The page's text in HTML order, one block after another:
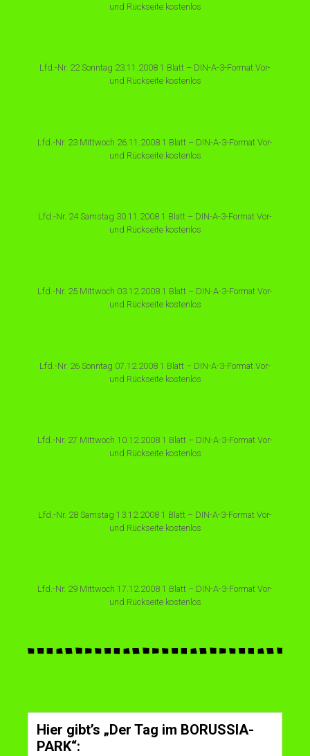
und Rückseite kostenlos
Lfd.-Nr. 22 Sonntag 23.11.2008 1 Blatt – DIN-A-3-Format Vor-
und Rückseite kostenlos
Lfd.-Nr. 23 Mittwoch 26.11.2008 1 Blatt – DIN-A-3-Format Vor-
und Rückseite kostenlos
Lfd.-Nr. 24 Samstag 30.11.2008 1 Blatt – DIN-A-3-Format Vor-
und Rückseite kostenlos
Lfd.-Nr. 25 Mittwoch 03.12.2008 1 Blatt – DIN-A-3-Format Vor-
und Rückseite kostenlos
Lfd.-Nr. 26 Sonntag 07.12.2008 1 Blatt – DIN-A-3-Format Vor-
und Rückseite kostenlos
Lfd.-Nr. 27 Mittwoch 10.12.2008 1 Blatt – DIN-A-3-Format Vor-
und Rückseite kostenlos
Lfd.-Nr. 28 Samstag 13.12.2008 1 Blatt – DIN-A-3-Format Vor-
und Rückseite kostenlos
Lfd.-Nr. 29 Mittwoch 17.12.2008 1 Blatt – DIN-A-3-Format Vor-
und Rückseite kostenlos
Hier gibt’s „Der Tag im BORUSSIA-
PARK“: